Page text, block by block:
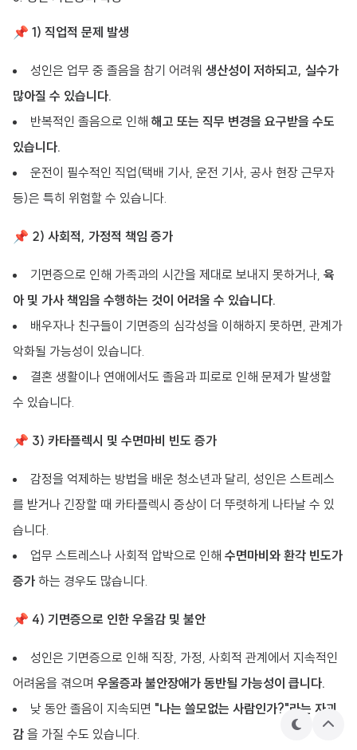
📌 1) 직업적 문제 발생
성인은 업무 중 졸음을 참기 어려워 생산성이 저하되고, 실수가
많아질 수 있습니다.
반복적인 졸음으로 인해 해고 또는 직무 변경을 요구받을 수도
있습니다.
운전이 필수적인 직업(택배 기사, 운전 기사, 공사 현장 근무자
등)은 특히 위험할 수 있습니다.
📌 2) 사회적, 가정적 책임 증가
기면증으로 인해 가족과의 시간을 제대로 보내지 못하거나, 육
아 및 가사 책임을 수행하는 것이 어려울 수 있습니다.
배우자나 친구들이 기면증의 심각성을 이해하지 못하면, 관계가
악화될 가능성이 있습니다.
결혼 생활이나 연애에서도 졸음과 피로로 인해 문제가 발생할
수 있습니다.
📌 3) 카타플렉시 및 수면마비 빈도 증가
감정을 억제하는 방법을 배운 청소년과 달리, 성인은 스트레스
를 받거나 긴장할 때 카타플렉시 증상이 더 뚜렷하게 나타날 수 있
습니다.
업무 스트레스나 사회적 압박으로 인해 수면마비와 환각 빈도가
증가 하는 경우도 많습니다.
📌 4) 기면증으로 인한 우울감 및 불안
성인은 기면증으로 인해 직장, 가정, 사회적 관계에서 지속적인
어려움을 겪으며 우울증과 불안장애가 동반될 가능성이 큽니다.
낮 동안 졸음이 지속되면 "나는 쓸모없는 사람인가?"라는 자괴
감 을 가질 수도 있습니다.
테
상